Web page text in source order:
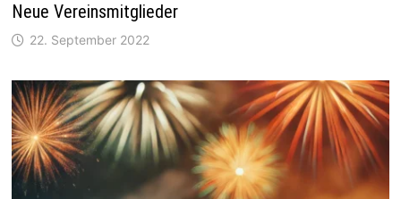
Neue Vereinsmitglieder
22. September 2022